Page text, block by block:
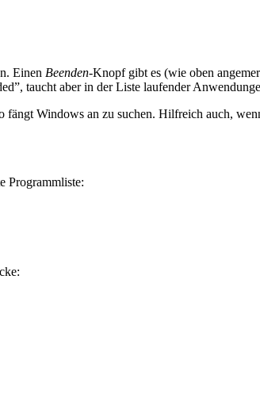
Einen Beenden-Knopf gibt es (wie oben
taucht aber in der Liste laufender
Windows an zu suchen. Hilfreich auch,
Programmliste: